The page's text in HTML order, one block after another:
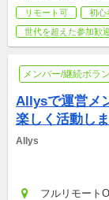
リモート可 初心
世代を超えた参加歓
メンバー/継続ボラ
Allysで運営メ
楽しく活動し
Allys
フルリモート